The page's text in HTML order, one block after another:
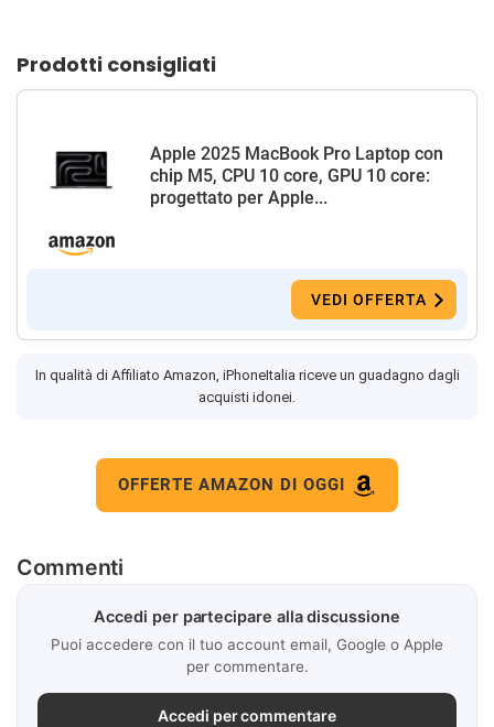
Prodotti consigliati
Apple 2025 MacBook Pro Laptop con
chip M5, CPU 10 core, GPU 10 core:
progettato per Apple...
VEDI OFFERTA
In qualità di Affiliato Amazon, iPhoneItalia riceve un guadagno dagli
acquisti idonei.
OFFERTE AMAZON DI OGGI
Commenti
Accedi per partecipare alla discussione
Puoi accedere con il tuo account email, Google o Apple
per commentare.
Accedi per commentare